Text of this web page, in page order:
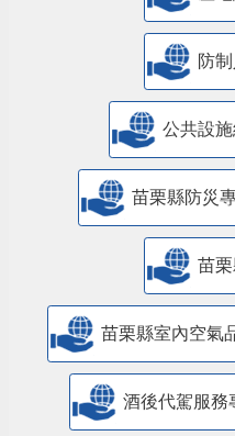
防
公共設
苗栗縣防災
苗
苗栗縣室內空氣
酒後代駕服務